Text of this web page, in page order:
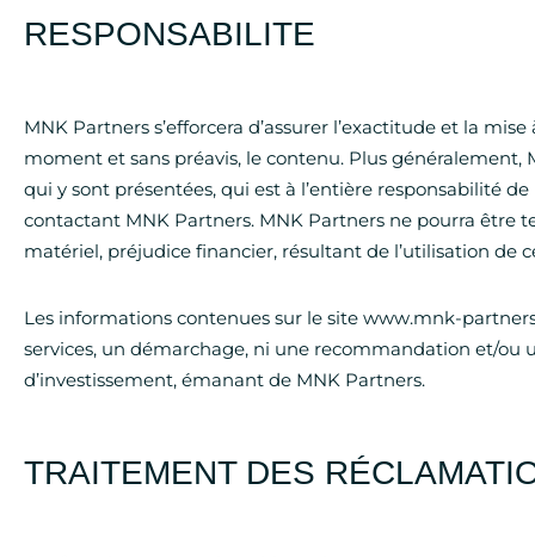
RESPONSABILITE
MNK Partners s’efforcera d’assurer l’exactitude et la
moment et sans préavis, le contenu. Plus
qui y sont présentées, qui est à l’entière responsabilité
contactant MNK Partners. MNK Partners ne pourra être
matériel, préjudice financier, résultant de l’utilisation de
Les informations contenues sur le site www.mnk-
services, un démarchage, ni une recommandation et/ou
d’investissement, émanant de MNK Partners.
TRAITEMENT DES